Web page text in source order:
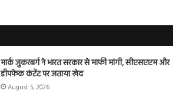
मार्क जुकरबर्ग ने भारत सरकार से माफी मांगी, सीएसएएम और
डीपफेक कंटेंट पर जताया खेद
August 5, 2026